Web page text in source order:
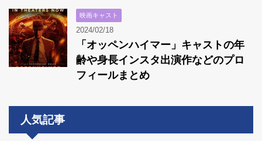
映画キャスト
2024/02/18
「オッペンハイマー」キャストの年
齢や身長インスタ出演作などのプロ
フィールまとめ
人気記事